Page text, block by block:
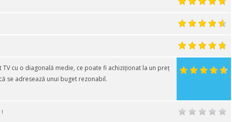
TV cu o diagonală medie, ce poate fi achiziționat la un preț
se adresează unui buget rezonabil.
!